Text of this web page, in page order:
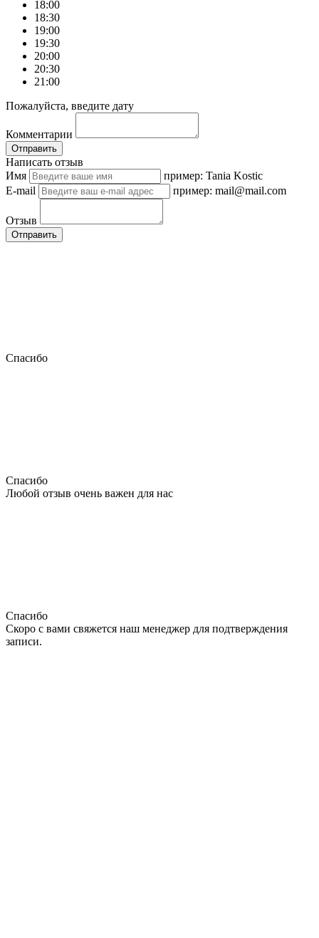
18:00
18:30
19:00
19:30
20:00
20:30
21:00
Пожалуйста, введите дату
Комментарии
Отправить
Написать отзыв
Имя
пример: Tania Kostic
E-mail
пример: mail@mail.com
Отзыв
Отправить
Спасибо
Спасибо
Любой отзыв очень важен для нас
Спасибо
Скоро с вами свяжется наш менеджер для подтверждения
записи.